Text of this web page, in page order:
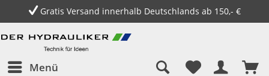
Gratis Versand innerhalb Deutschlands ab 150,- €
Menü